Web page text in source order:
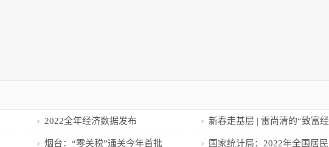
2022全年经济数据发布 新春走基层 | 雷尚清的“致富
烟台：“零关税”通关今年首批 国家统计局：2022年全国居民